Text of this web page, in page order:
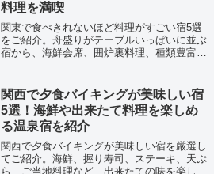
料理を満喫
関東で食べきれないほど料理がすごい宿5選
をご紹介。舟盛りがテーブルいっぱいに並ぶ
宿から、海鮮会席、囲炉裏料理、種類豊富な
関西で夕食バイキングが美味しい宿
5選！海鮮や出来たて料理を楽しめ
る温泉宿を紹介
関西で夕食バイキングが美味しい宿を厳選し
てご紹介。海鮮、握り寿司、ステーキ、天ぷ
ら、ご当地料理など、出来たての味を楽しめ